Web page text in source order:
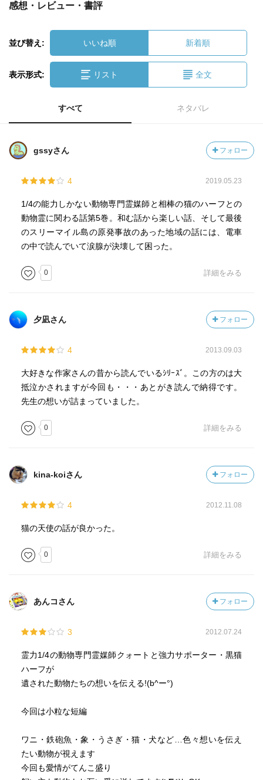
感想・レビュー・書評
並び替え: いいね順 新着順
表示形式: リスト 全文
すべて ネタバレ
gssyさん フォロー
4 2019.05.23
1/4の能力しかない動物専門霊媒師と相棒の猫のハーフとの
動物霊に関わる話第5巻。和む話から楽しい話、そして最後
のスリーマイル島の原発事故のあった地域の話には、電車
の中で読んでいて涙腺が決壊して困った。
0 詳細をみる
夕凪さん フォロー
4 2013.09.03
大好きな作家さんの昔から読んでいるｼﾘｰｽﾞ。この方のは大
抵泣かされますが今回も・・・あとがき読んで納得です。
先生の想いが詰まっていました。
0 詳細をみる
kina-koiさん フォロー
4 2012.11.08
猫の天使の話が良かった。
0 詳細をみる
あんコさん フォロー
3 2012.07.24
霊力1/4の動物専門霊媒師クォートと強力サポーター・黒猫
ハーフが
遺された動物たちの想いを伝える!(b^ー°)
今回は小粒な短編
ワニ・鉄砲魚・象・うさぎ・猫・犬など…色々想いを伝え
たい動物が視えます
今回も愛情がてんこ盛り